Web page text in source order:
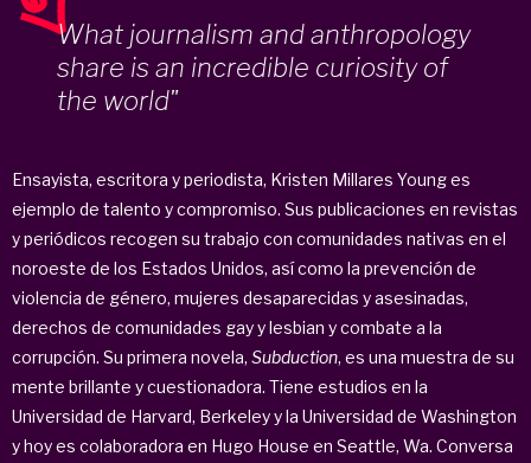
What journalism and anthropology
share is an incredible curiosity of
the world"
Ensayista, escritora y periodista, Kristen Millares Young es
ejemplo de talento y compromiso. Sus publicaciones en revistas
y periódicos recogen su trabajo con comunidades nativas en el
noroeste de los Estados Unidos, así como la prevención de
violencia de género, mujeres desaparecidas y asesinadas,
derechos de comunidades gay y lesbian y combate a la
corrupción. Su primera novela, Subduction, es una muestra de su
mente brillante y cuestionadora. Tiene estudios en la
Universidad de Harvard, Berkeley y la Universidad de Washington
y hoy es colaboradora en Hugo House en Seattle, Wa. Conversa